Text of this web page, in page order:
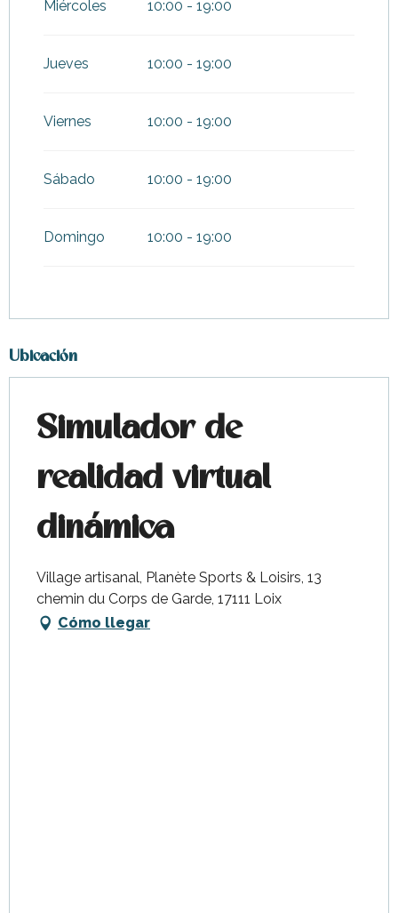
Miércoles 10:00 - 19:00
Jueves 10:00 - 19:00
Viernes 10:00 - 19:00
Sábado 10:00 - 19:00
Domingo 10:00 - 19:00
Ubicación
Simulador de
realidad virtual
dinámica
Village artisanal, Planète Sports & Loisirs, 13
chemin du Corps de Garde, 17111 Loix
Cómo llegar